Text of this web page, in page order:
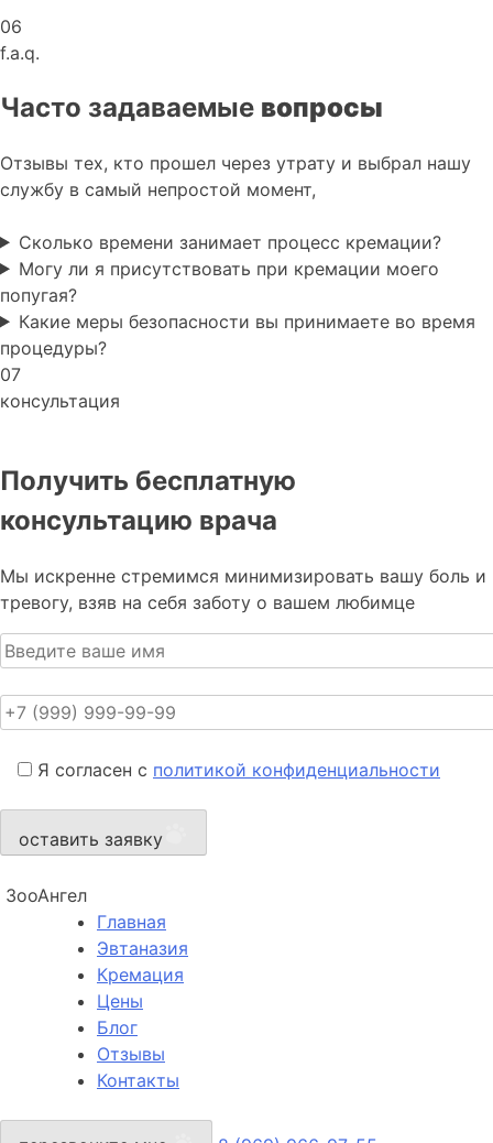
06
f.a.q.
Часто задаваемые вопросы
Отзывы тех, кто прошел через утрату и выбрал нашу
службу в самый непростой момент,
Сколько времени занимает процесс кремации?
Могу ли я присутствовать при кремации моего
попугая?
Какие меры безопасности вы принимаете во время
процедуры?
07
консультация
Получить бесплатную
консультацию врача
Мы искренне стремимся минимизировать вашу боль и
тревогу, взяв на себя заботу о вашем любимце
Я согласен с политикой конфиденциальности
оставить заявку
ЗооАнгел
Главная
Эвтаназия
Кремация
Цены
Блог
Отзывы
Контакты